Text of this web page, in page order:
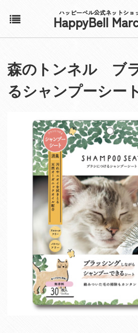
ハッピーベル公式ネットショ
HappyBell
アカウント
カート
森のトンネル ブ
るシャンプーシー